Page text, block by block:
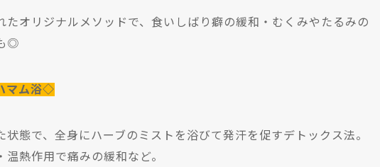
たオリジナルメソッドで、食いしばり癖の緩和・むくみやたるみの
◎
マム浴◇
態で、全身にハーブのミストを浴びて発汗を促すデトックス法。
熱作用で痛みの緩和など。